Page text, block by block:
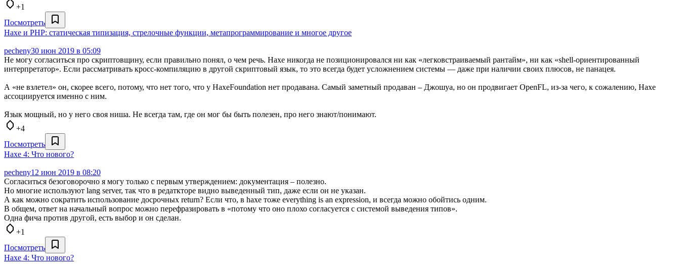
+1
Посмотреть
Haxe и PHP: статическая типизация, стрелочные функции, метапрограммирование и многое другое
pecheny30 июн 2019 в 05:09
Не могу согласиться про скриптовщину, если правильно понял, о чем речь. Haxe никогда не позиционировался ни как «легковстраиваемый рантайм», ни как «shell-ориентированный
интерпретатор». Если рассматривать кросс-компиляцию в другой скриптовый язык, то это всегда будет усложнением системы — даже при наличии своих плюсов, не панацея.
А «не взлетел» он, скорее всего, потому, что нет того, что у HaxeFoundation нет продавана. Самый заметный продаван – Джошуа, но он продвигает OpenFL, из-за чего, к сожалению, Haxe
ассоциируется именно с ним.
Язык мощный, но у него своя ниша. Не всегда там, где он мог бы быть полезен, про него знают/понимают.
+4
Посмотреть
Haxe 4: Что нового?
pecheny12 июн 2019 в 08:20
Согласиться безоговорочно я могу только с первым утверждением: документация – полезно.
Но многие используют lang server, так что в редаткторе видно выведенный тип, даже если он не указан.
А как можно сократить использование досрочных return? Если что, в haxe тоже everything is an expression, и всегда можно обойтись одним.
В общем, ответ на начальный вопрос можно перефразировать в «потому что оно плохо согласуется с системой выведения типов».
Одна фича против другой, есть выбор и он сделан.
+1
Посмотреть
Haxe 4: Что нового?